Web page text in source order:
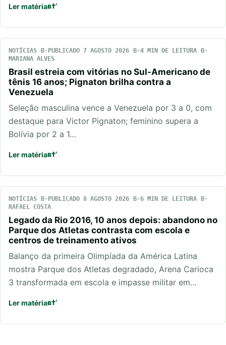
Ler matéria
NOTÍCIAS PUBLICADO 7 AGOSTO 2026
4 MIN DE LEITURA
MARIANA ALVES
Brasil estreia com vitórias no Sul-Americano de
tênis 16 anos; Pignaton brilha contra a
Venezuela
Seleção masculina vence a Venezuela por 3 a 0, com
destaque para Victor Pignaton; feminino supera a
Bolívia por 2 a 1…
Ler matéria
NOTÍCIAS PUBLICADO 8 AGOSTO 2026
6 MIN DE LEITURA
RAFAEL COSTA
Legado da Rio 2016, 10 anos depois: abandono no
Parque dos Atletas contrasta com escola e
centros de treinamento ativos
Balanço da primeira Olimpíada da América Latina
mostra Parque dos Atletas degradado, Arena Carioca
3 transformada em escola e impasse militar em…
Ler matéria